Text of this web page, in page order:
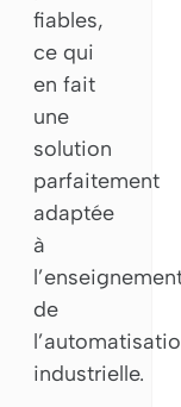
fiables,
ce qui
en fait
une
solution
parfaitement
adaptée
à
de
industrielle.